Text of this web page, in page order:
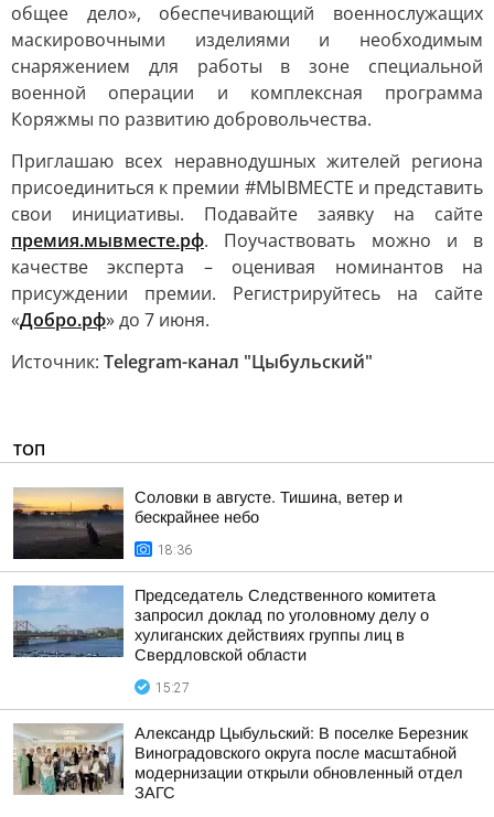
общее дело», обеспечивающий военнослужащих
маскировочными изделиями и необходимым
снаряжением для работы в зоне специальной
военной операции и комплексная программа
Коряжмы по развитию добровольчества.
Приглашаю всех неравнодушных жителей региона
присоединиться к премии #МЫВМЕСТЕ и представить
свои инициативы. Подавайте заявку на сайте
премия.мывместе.рф. Поучаствовать можно и в
качестве эксперта – оценивая номинантов на
присуждении премии. Регистрируйтесь на сайте
«Добро.рф» до 7 июня.
Источник: Telegram-канал "Цыбульский"
ТОП
Соловки в августе. Тишина, ветер и
бескрайнее небо
18:36
Председатель Следственного комитета
запросил доклад по уголовному делу о
хулиганских действиях группы лиц в
Свердловской области
15:27
Александр Цыбульский: В поселке Березник
Виноградовского округа после масштабной
модернизации открыли обновленный отдел
ЗАГС